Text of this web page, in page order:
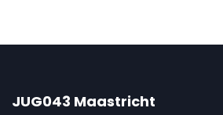
JUG043 Maastricht